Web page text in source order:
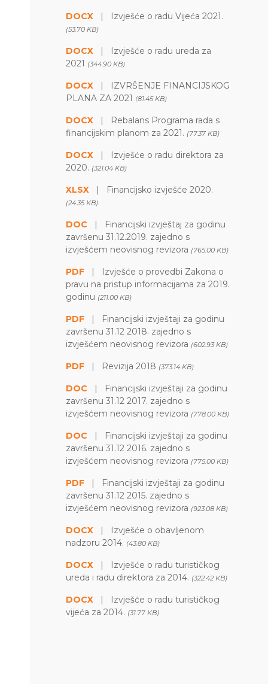
DOCX | Izvješće o radu Vijeća 2021.
(53.70 KB)
DOCX |
Izvješće o radu ureda za
2021 (344.90 KB)
DOCX |
IZVRŠENJE FINANCIJSKOG
PLANA ZA 2021 (81.45 KB)
DOCX |
Rebalans Programa rada s
financijskim planom za 2021. (77.37 KB)
DOCX |
Izvješće o radu direktora za
2020. (321.04 KB)
XLSX | Financijsko izvješće 2020.
(24.35 KB)
DOC |
Financijski izvještaj za godinu
završenu 31.12.2019. zajedno s
izvješćem neovisnog revizora (765.00 KB)
PDF |
Izvješće o provedbi Zakona o
pravu na pristup informacijama za 2019.
godinu (211.00 KB)
PDF |
Financijski izvještaji za godinu
završenu 31.12 2018. zajedno s
izvješćem neovisnog revizora (602.93 KB)
PDF | Revizija 2018 (373.14 KB)
DOC |
Financijski izvještaji za godinu
završenu 31.12 2017. zajedno s
izvješćem neovisnog revizora (778.00 KB)
DOC |
Financijski izvještaji za godinu
završenu 31.12 2016. zajedno s
izvješćem neovisnog revizora (775.00 KB)
PDF |
Financijski izvještaji za godinu
završenu 31.12 2015. zajedno s
izvješćem neovisnog revizora (923.08 KB)
DOCX |
Izvješće o obavljenom
nadzoru 2014. (43.80 KB)
DOCX |
Izvješće o radu turističkog
ureda i radu direktora za 2014. (322.42 KB)
DOCX |
Izvješće o radu turističkog
vijeća za 2014. (31.77 KB)